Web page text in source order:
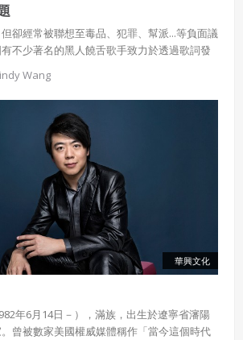
卻經常被聯想至毒品、犯罪、幫派...等負面議
不少著名的黑人饒舌歌手致力於透過歌詞發
派暴力、毒品犯罪...等人權議題；在臺灣，也
歌手，以Rap來針砭時弊，成為引領革新的
Wang
華興文化
年6月14日－），滿族，出生於遼寧省瀋陽
曾被數家美國權威媒體稱作「當今這個時代